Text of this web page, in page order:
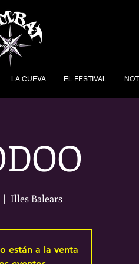
LA CUEVA EL FESTIVAL
|
Illes Balears
están a la venta